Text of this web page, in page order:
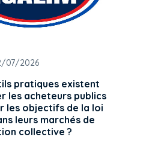
07/2026
pratiques existent
les acheteurs publics
les objectifs de la loi
leurs marchés de
collective ?